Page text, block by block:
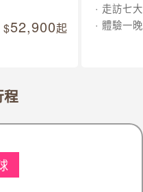
52,900起
走訪七
體驗一
程